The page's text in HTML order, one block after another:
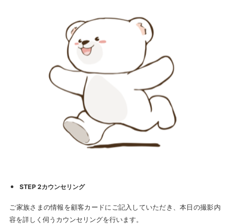
STEP 2カウンセリング
ご家族さまの情報を顧客カードにご記入していただき、本日の撮影内
容を詳しく伺うカウンセリングを行います。